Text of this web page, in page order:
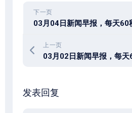
下一页
03月04日新闻早报，每天60
上一页
03月02日新闻早报，每天
发表回复